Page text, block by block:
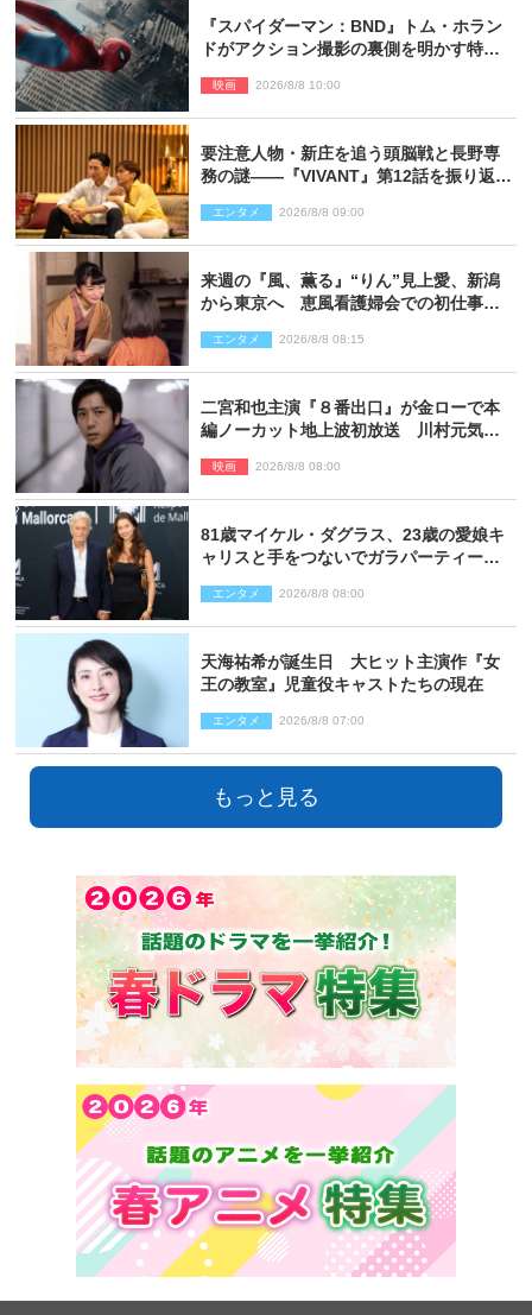
『スパイダーマン：BND』トム・ホラン
ドがアクション撮影の裏側を明かす特別
映画 2026/8/8 10:00
要注意人物・新庄を追う頭脳戦と長野専
務の謎――『VIVANT』第12話を振り返
エンタメ 2026/8/8 09:00
来週の『風、薫る』“りん”見上愛、新潟
から東京へ 恵風看護婦会での初仕事に
エンタメ 2026/8/8 08:15
二宮和也主演『８番出口』が金ローで本
編ノーカット地上波初放送 川村元気監
映画 2026/8/8 08:00
81歳マイケル・ダグラス、23歳の愛娘キ
ャリスと手をつないでガラパーティーに
エンタメ 2026/8/8 08:00
天海祐希が誕生日 大ヒット主演作『女
王の教室』児童役キャストたちの現在
エンタメ 2026/8/8 07:00
もっと見る